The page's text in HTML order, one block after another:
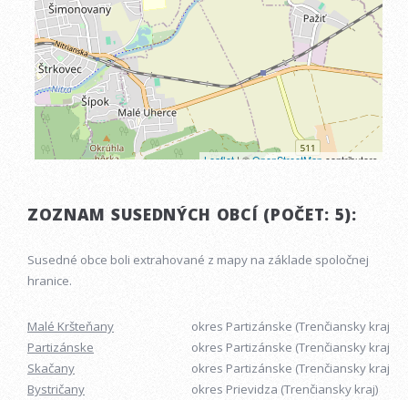
ZOZNAM SUSEDNÝCH OBCÍ (POČET: 5):
Susedné obce boli extrahované z mapy na základe spoločnej
hranice.
Malé Kršteňany
okres Partizánske (Trenčiansky kraj)
Partizánske
okres Partizánske (Trenčiansky kraj)
Skačany
okres Partizánske (Trenčiansky kraj)
Bystričany
okres Prievidza (Trenčiansky kraj)